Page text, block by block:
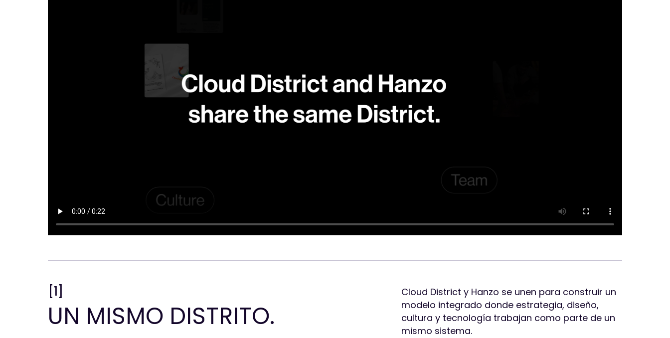
[1]
UN MISMO DISTRITO.
Cloud District y Hanzo se unen para construir un
modelo integrado donde estrategia, diseño,
cultura y tecnología trabajan como parte de un
mismo sistema.